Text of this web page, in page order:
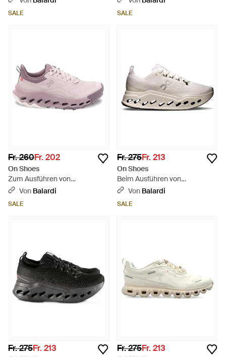
SALE SALE
Fr. 260Fr. 202
On Shoes
Zum Ausführen von
Cloudhorizon 2 - Pink
Von Balardi
SALE
Fr. 275Fr. 213
On Shoes
Beim Ausführen von
Cloudsurfer Max - Weiß
Von Balardi
SALE
Fr. 275Fr. 213 Fr. 275Fr. 213